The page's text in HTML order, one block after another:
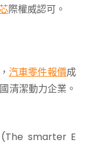
際權威認可。
汽車零件報價成
清潔動力企業。
smarter E